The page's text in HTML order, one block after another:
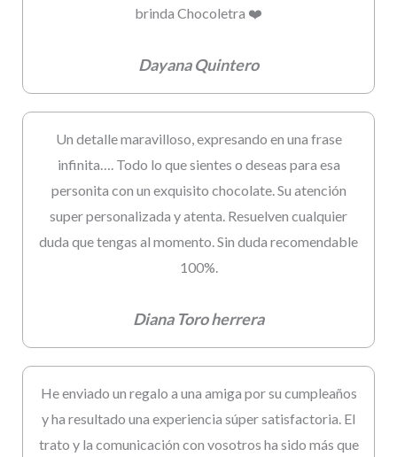
brinda Chocoletra ❤️
Dayana Quintero
Un detalle maravilloso, expresando en una frase
infinita…. Todo lo que sientes o deseas para esa
personita con un exquisito chocolate. Su atención
super personalizada y atenta. Resuelven cualquier
duda que tengas al momento. Sin duda recomendable
100%.
Diana Toro herrera
He enviado un regalo a una amiga por su cumpleaños
y ha resultado una experiencia súper satisfactoria. El
trato y la comunicación con vosotros ha sido más que